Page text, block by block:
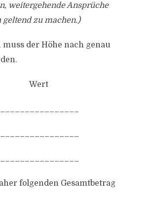
weitergehende Ansprüche
zu machen.)
muss der Höhe nach genau
Wert
folgenden Gesamtbetrag